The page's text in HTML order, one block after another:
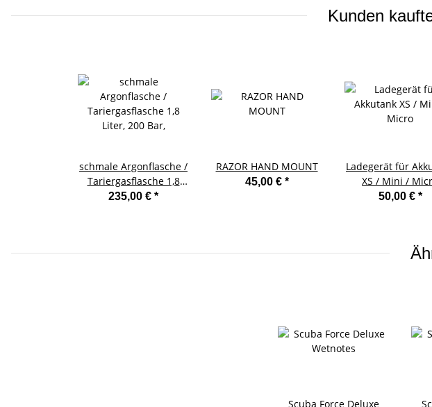
Kunden
schmale Argonflasche /
Tariergasflasche 1,8
Liter, 200 Bar,
235,00 € *
RAZOR HAND MOUNT
45,00 € *
Ladegerät für
XS / Mini /
50,00 € *
Scuba Force Deluxe